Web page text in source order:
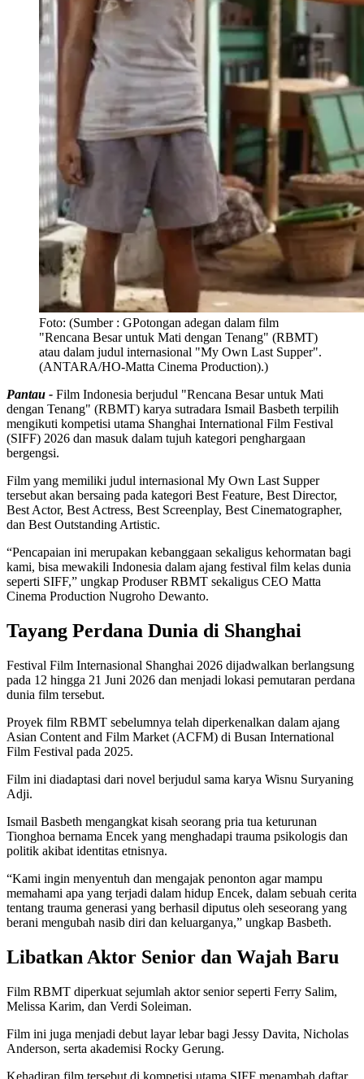
Foto: (Sumber : GPotongan adegan dalam film
"Rencana Besar untuk Mati dengan Tenang" (RBMT)
atau dalam judul internasional "My Own Last Supper".
(ANTARA/HO-Matta Cinema Production).)
Pantau - Film Indonesia berjudul "Rencana Besar untuk Mati
dengan Tenang" (RBMT) karya sutradara Ismail Basbeth terpilih
mengikuti kompetisi utama Shanghai International Film Festival
(SIFF) 2026 dan masuk dalam tujuh kategori penghargaan
bergengsi.
Film yang memiliki judul internasional My Own Last Supper
tersebut akan bersaing pada kategori Best Feature, Best Director,
Best Actor, Best Actress, Best Screenplay, Best Cinematographer,
dan Best Outstanding Artistic.
“Pencapaian ini merupakan kebanggaan sekaligus kehormatan bagi
kami, bisa mewakili Indonesia dalam ajang festival film kelas dunia
seperti SIFF,” ungkap Produser RBMT sekaligus CEO Matta
Cinema Production Nugroho Dewanto.
Tayang Perdana Dunia di Shanghai
Festival Film Internasional Shanghai 2026 dijadwalkan berlangsung
pada 12 hingga 21 Juni 2026 dan menjadi lokasi pemutaran perdana
dunia film tersebut.
Proyek film RBMT sebelumnya telah diperkenalkan dalam ajang
Asian Content and Film Market (ACFM) di Busan International
Film Festival pada 2025.
Film ini diadaptasi dari novel berjudul sama karya Wisnu Suryaning
Adji.
Ismail Basbeth mengangkat kisah seorang pria tua keturunan
Tionghoa bernama Encek yang menghadapi trauma psikologis dan
politik akibat identitas etnisnya.
“Kami ingin menyentuh dan mengajak penonton agar mampu
memahami apa yang terjadi dalam hidup Encek, dalam sebuah cerita
tentang trauma generasi yang berhasil diputus oleh seseorang yang
berani mengubah nasib diri dan keluarganya,” ungkap Basbeth.
Libatkan Aktor Senior dan Wajah Baru
Film RBMT diperkuat sejumlah aktor senior seperti Ferry Salim,
Melissa Karim, dan Verdi Soleiman.
Film ini juga menjadi debut layar lebar bagi Jessy Davita, Nicholas
Anderson, serta akademisi Rocky Gerung.
Kehadiran film tersebut di kompetisi utama SIFF menambah daftar